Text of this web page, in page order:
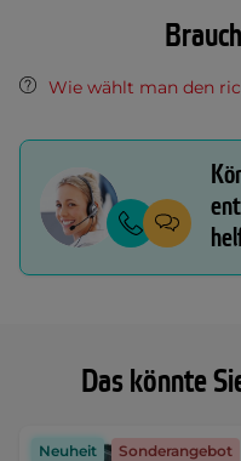
Das könnte
Neuheit Sonderangebot
Wie wählt man den